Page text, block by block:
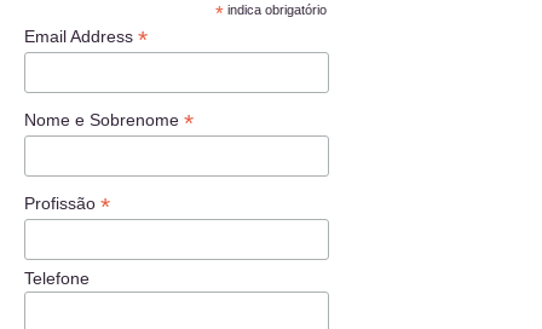
*indica obrigatório
Email Address *
Nome e Sobrenome *
Profissão *
Telefone